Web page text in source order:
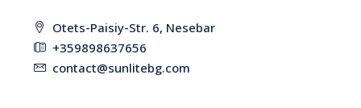
Otets-Paisiy-Str. 6, Nesebar
+359898637656
contact@sunlitebg.com